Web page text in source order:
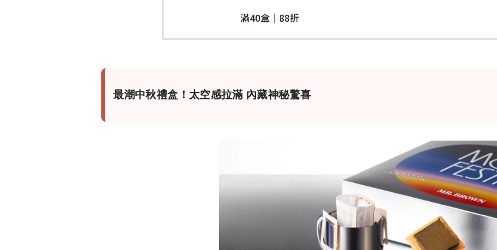
滿40盒｜88折
最潮中秋禮盒！太空感拉滿 內藏神秘驚喜